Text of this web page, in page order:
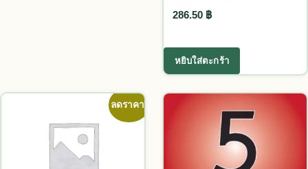
286.50 ฿
หยิบใส่ตะกร้า
ลดราคา!